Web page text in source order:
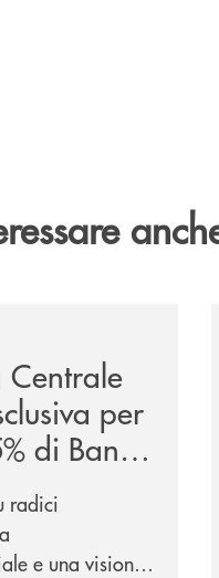
Centrale
per
di Banca
radici
e una visione